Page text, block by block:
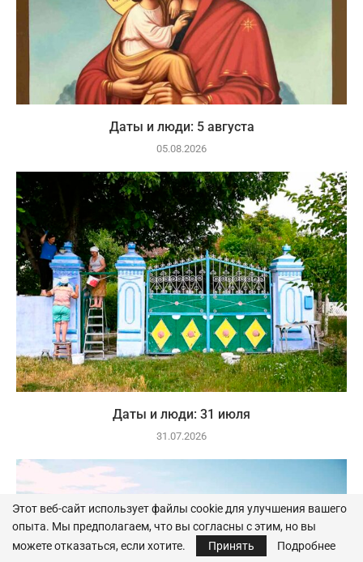
Даты и люди: 5 августа
05.08.2026
Даты и люди: 31 июля
31.07.2026
Этот веб-сайт использует файлы cookie для улучшения вашего
опыта. Мы предполагаем, что вы согласны с этим, но вы
можете отказаться, если хотите.
Принять Подробнее